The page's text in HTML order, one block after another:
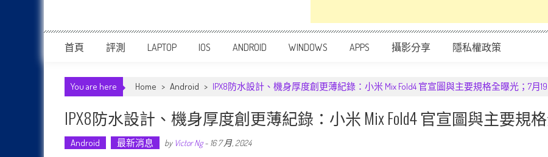
首頁 評測 LAPTOP IOS ANDROID WINDOWS APPS 攝影分享 隱私權政策
You are here Home > Android > IPX8防水設計、機身厚度創更薄紀錄：小米 Mix Fold4 官宣圖與主要規格全曝光；7月
IPX8防水設計、機身厚度創更薄紀錄：小米 Mix Fold4 官宣圖與主要規
Android 最新消息 by Victor Ng- 16 7 月, 2024